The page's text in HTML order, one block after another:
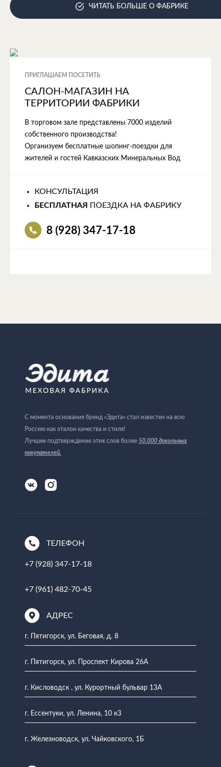
ЧИТАТЬ БОЛЬШЕ О ФАБРИКЕ
ПРИГЛАШАЕМ ПОСЕТИТЬ
САЛОН-МАГАЗИН НА
ТЕРРИТОРИИ ФАБРИКИ
В торговом зале представлены 7000 изделий
собственного производства!
Организуем бесплатные шопинг-поездки для
жителей и гостей Кавказских Минеральных Вод
КОНСУЛЬТАЦИЯ
БЕСПЛАТНАЯ
ПОЕЗДКА НА ФАБРИКУ
8 (928) 347-17-18
С момента основания бренд «Эдита» стал известен на всю
Россию как эталон качества и стиля!
Лучшее подтверждение этих слов более 50.000 довольных
покупателей.
ТЕЛЕФОН
+7 (928) 347-17-18
+7 (961) 482-70-45
АДРЕС
г. Пятигорск, ул. Беговая, д. 8
г. Пятигорск, ул. Проспект Кирова 26А
г. Кисловодск , ул. Курортный бульвар 13А
г. Ессентуки, ул. Ленина, 10 к3
г. Железноводск, ул. Чайковского, 1Б